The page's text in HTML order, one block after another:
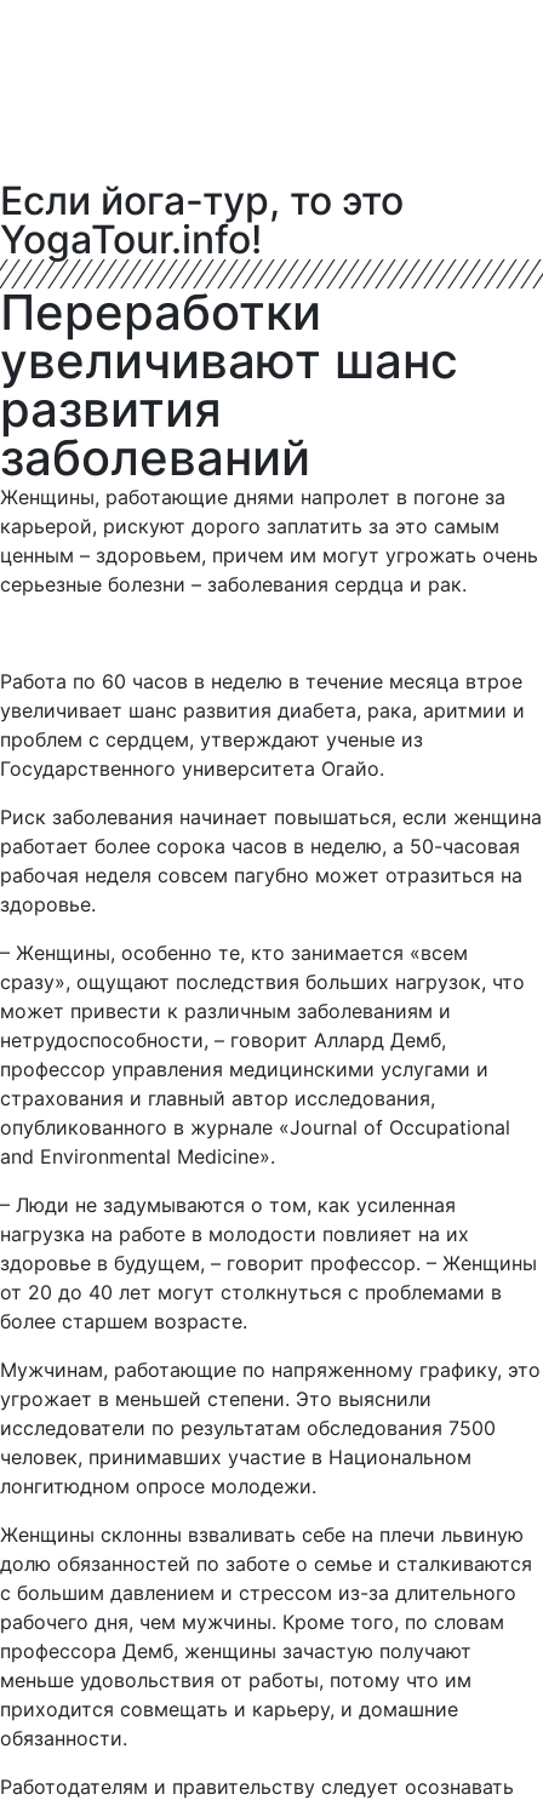
Если йога-тур, то это
YogaTour.info!
Переработки
увеличивают шанс
развития
заболеваний
Женщины, работающие днями напролет в погоне за
карьерой, рискуют дорого заплатить за это самым
ценным – здоровьем, причем им могут угрожать очень
серьезные болезни – заболевания сердца и рак.
Работа по 60 часов в неделю в течение месяца втрое
увеличивает шанс развития диабета, рака, аритмии и
проблем с сердцем, утверждают ученые из
Государственного университета Огайо.
Риск заболевания начинает повышаться, если женщина
работает более сорока часов в неделю, а 50-часовая
рабочая неделя совсем пагубно может отразиться на
здоровье.
– Женщины, особенно те, кто занимается «всем
сразу», ощущают последствия больших нагрузок, что
может привести к различным заболеваниям и
нетрудоспособности, – говорит Аллард Демб,
профессор управления медицинскими услугами и
страхования и главный автор исследования,
опубликованного в журнале «Journal of Occupational
and Environmental Medicine».
– Люди не задумываются о том, как усиленная
нагрузка на работе в молодости повлияет на их
здоровье в будущем, – говорит профессор. – Женщины
от 20 до 40 лет могут столкнуться с проблемами в
более старшем возрасте.
Мужчинам, работающие по напряженному графику, это
угрожает в меньшей степени. Это выяснили
исследователи по результатам обследования 7500
человек, принимавших участие в Национальном
лонгитюдном опросе молодежи.
Женщины склонны взваливать себе на плечи львиную
долю обязанностей по заботе о семье и сталкиваются
с большим давлением и стрессом из-за длительного
рабочего дня, чем мужчины. Кроме того, по словам
профессора Демб, женщины зачастую получают
меньше удовольствия от работы, потому что им
приходится совмещать и карьеру, и домашние
обязанности.
Работодателям и правительству следует осознавать